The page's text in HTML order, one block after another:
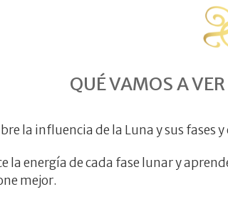
QUÉ VAMOS A
la influencia de la Luna y sus
la energía de cada fase lunar y
mejor.